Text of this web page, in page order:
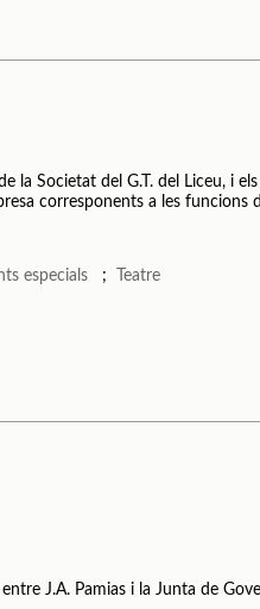
la Societat del G.T. del Liceu, i
corresponents a les funcions
especials ;
Teatre
J.A. Pamias i la Junta de